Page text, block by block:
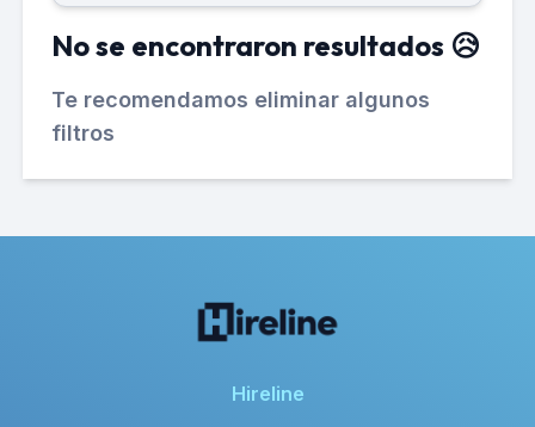
No se encontraron resultados 😥
Te recomendamos eliminar algunos
filtros
Hireline